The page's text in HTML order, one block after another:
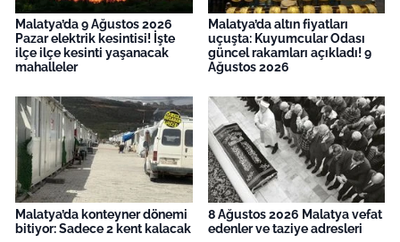
Malatya’da 9 Ağustos 2026
Pazar elektrik kesintisi! İşte
ilçe ilçe kesinti yaşanacak
mahalleler
Malatya’da altın fiyatları
uçuşta: Kuyumcular Odası
güncel rakamları açıkladı! 9
Ağustos 2026
Malatya’da konteyner dönemi
bitiyor: Sadece 2 kent kalacak
8 Ağustos 2026 Malatya vefat
edenler ve taziye adresleri